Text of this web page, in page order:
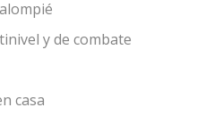
y de combate
casa